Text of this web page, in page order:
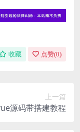
收藏 点赞(0)
上一篇
源码带搭建教程